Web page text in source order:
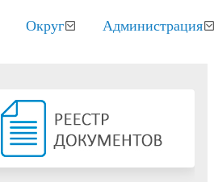
Округ Администрация